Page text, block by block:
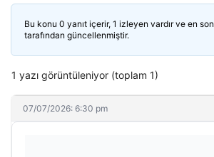
Bu konu 0 yanıt içerir, 1 izleyen vardır ve en son
tarafından güncellenmiştir.
1 yazı görüntüleniyor (toplam 1)
07/07/2026: 6:30 pm